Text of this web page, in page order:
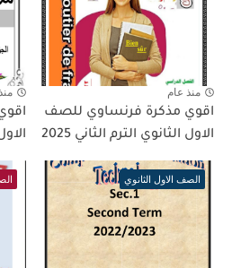
منذ عام
اقوي مذكرة فرنساوي للصف
الاول الثانوي الترم الثاني 2025
الصف الاول الثانوي